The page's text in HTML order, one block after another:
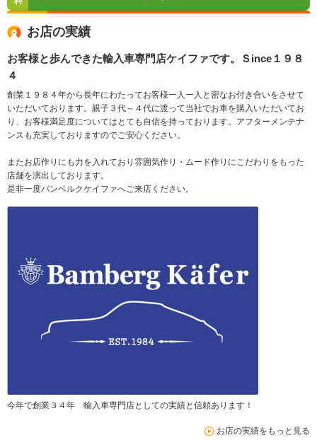
お店の実績
お客様と歩んできた輸入車専門店ケイファです。Ｓince１９８
４
創業１９８４年から長年にわたってお客様一人一人と密なお付き合いをさせて
いただいております。親子３代～４代に渡って当社でお車を購入いただいてお
り、お客様満足度についてはとても自信を持っております。アフターメンテナ
ンスも充実しておりますのでご安心ください。
またお店作りにも力を入れており雰囲気作り・ムード作りにこだわりをもった
店舗を演出しております。
是非一度バンベルクケイファへご来店ください。
今年で創業３４年 輸入車専門店としての実績と信頼あります！
お店の実績をもっと見る